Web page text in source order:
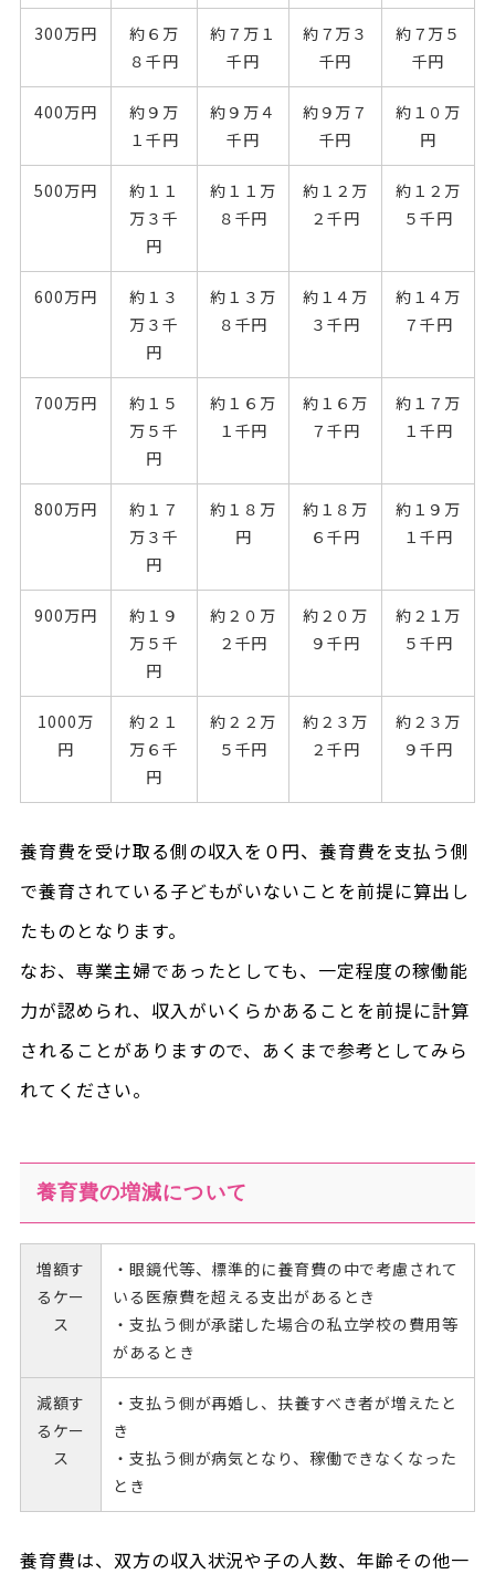
300万円
約６万
８千円
約７万１
千円
約７万３
千円
約７万５
千円
400万円
約９万
１千円
約９万４
千円
約９万７
千円
約１０万
円
500万円
約１１
万３千
円
約１１万
８千円
約１２万
２千円
約１２万
５千円
600万円
約１３
万３千
円
約１３万
８千円
約１４万
３千円
約１４万
７千円
700万円
約１５
万５千
円
約１６万
１千円
約１６万
７千円
約１７万
１千円
800万円
約１７
万３千
円
約１８万
円
約１８万
６千円
約１９万
１千円
900万円
約１９
万５千
円
約２０万
２千円
約２０万
９千円
約２１万
５千円
1000万
円
約２１
万６千
円
約２２万
５千円
約２３万
２千円
約２３万
９千円
養育費を受け取る側の収入を０円、養育費を支払う側
で養育されている子どもがいないことを前提に算出し
たものとなります。
なお、専業主婦であったとしても、一定程度の稼働能
力が認められ、収入がいくらかあることを前提に計算
されることがありますので、あくまで参考としてみら
れてください。
養育費の増減について
増額す
るケー
ス
・眼鏡代等、標準的に養育費の中で考慮されて
いる医療費を超える支出があるとき
・支払う側が承諾した場合の私立学校の費用等
があるとき
減額す
るケー
ス
・支払う側が再婚し、扶養すべき者が増えたと
き
・支払う側が病気となり、稼働できなくなった
とき
養育費は、双方の収入状況や子の人数、年齢その他一